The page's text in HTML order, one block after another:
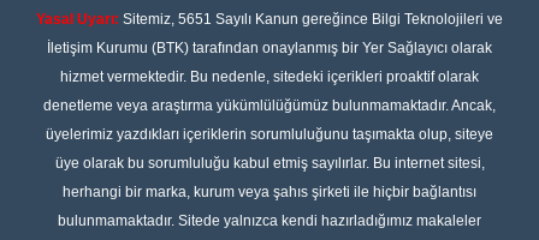
Yasal Uyarı: Sitemiz, 5651 Sayılı Kanun gereğince Bilgi Teknolojileri ve
İletişim Kurumu (BTK) tarafından onaylanmış bir Yer Sağlayıcı olarak
hizmet vermektedir. Bu nedenle, sitedeki içerikleri proaktif olarak
denetleme veya araştırma yükümlülüğümüz bulunmamaktadır. Ancak,
üyelerimiz yazdıkları içeriklerin sorumluluğunu taşımakta olup, siteye
üye olarak bu sorumluluğu kabul etmiş sayılırlar. Bu internet sitesi,
herhangi bir marka, kurum veya şahıs şirketi ile hiçbir bağlantısı
bulunmamaktadır. Sitede yalnızca kendi hazırladığımız makaleler